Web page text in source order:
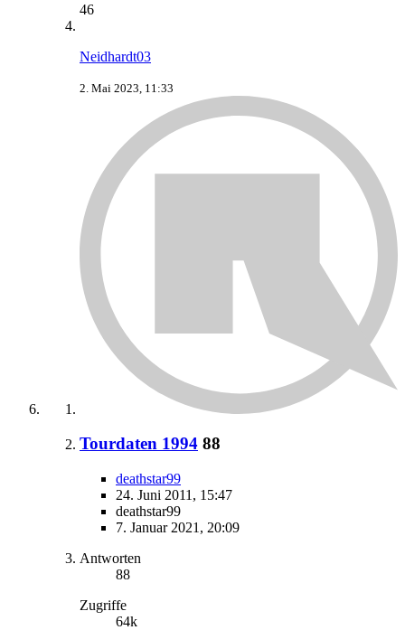
46
Neidhardt03
2. Mai 2023, 11:33
Tourdaten 1994 88
deathstar99
24. Juni 2011, 15:47
deathstar99
7. Januar 2021, 20:09
Antworten
88
Zugriffe
64k